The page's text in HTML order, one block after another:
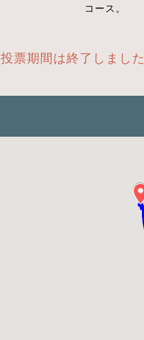
コース。
投票期間は終了しました